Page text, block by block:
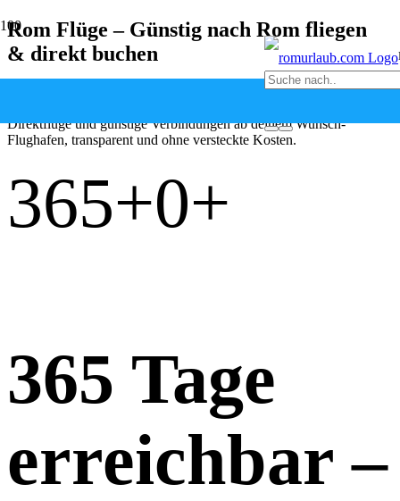
Rom Flüge – Günstig nach Rom fliegen
& direkt buchen
Flüge nach Rom aus ganz Deutschland vergleichen und zum
Direktflüge und günstige Verbindungen ab deinem Wunsch-
Flughafen, transparent und ohne versteckte Kosten.
365+0+
365 Tage
erreichbar –